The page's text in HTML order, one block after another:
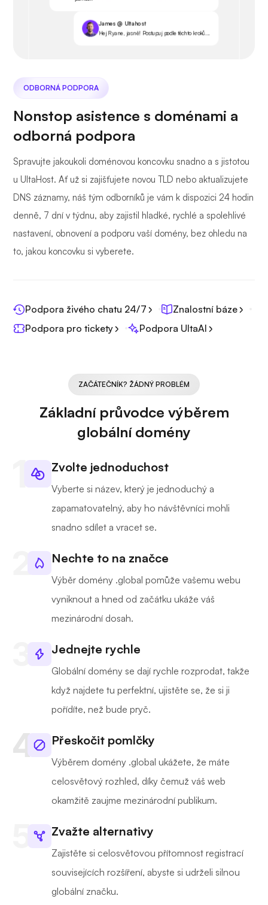
James @ Ultahost
Hej Ryane, jasně! Postupuj podle těchto kroků...
ODBORNÁ PODPORA
Nonstop asistence s doménami a
odborná podpora
Spravujte jakoukoli doménovou koncovku snadno a s jistotou
u UltaHost. Ať už si zajišťujete novou TLD nebo aktualizujete
DNS záznamy, náš tým odborníků je vám k dispozici 24 hodin
denně, 7 dní v týdnu, aby zajistil hladké, rychlé a spolehlivé
nastavení, obnovení a podporu vaší domény, bez ohledu na
to, jakou koncovku si vyberete.
Podpora živého chatu 24/7
Znalostní báze
Podpora pro tickety
Podpora UltaAI
ZAČÁTEČNÍK? ŽÁDNÝ PROBLÉM
Základní průvodce výběrem
globální domény
Zvolte jednoduchost
Vyberte si název, který je jednoduchý a
zapamatovatelný, aby ho návštěvníci mohli
snadno sdílet a vracet se.
Nechte to na značce
Výběr domény .global pomůže vašemu webu
vyniknout a hned od začátku ukáže váš
mezinárodní dosah.
Jednejte rychle
Globální domény se dají rychle rozprodat, takže
když najdete tu perfektní, ujistěte se, že si ji
pořídíte, než bude pryč.
Přeskočit pomlčky
Výběrem domény .global ukážete, že máte
celosvětový rozhled, díky čemuž váš web
okamžitě zaujme mezinárodní publikum.
Zvažte alternativy
Zajistěte si celosvětovou přítomnost registrací
souvisejících rozšíření, abyste si udrželi silnou
globální značku.